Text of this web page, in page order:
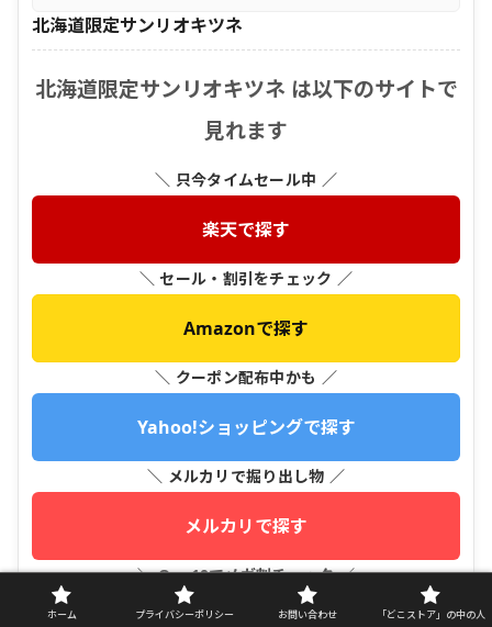
北海道限定サンリオキツネ
北海道限定サンリオキツネ は以下のサイトで
見れます
＼ 只今タイムセール中 ／
楽天で探す
＼ セール・割引をチェック ／
Amazonで探す
＼ クーポン配布中かも ／
Yahoo!ショッピングで探す
＼ メルカリで掘り出し物 ／
メルカリで探す
＼ Qoo10でメガ割チェック ／
ホーム プライバシーポリシー お問い合わせ 「どこストア」の中の人